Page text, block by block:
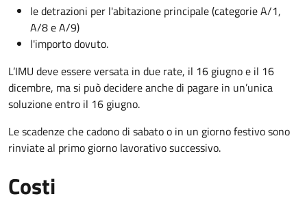
le detrazioni per l'abitazione principale (categorie A/1,
A/8 e A/9)
l'importo dovuto.
L’IMU deve essere versata in due rate, il 16 giugno e il 16
dicembre, ma si può decidere anche di pagare in un’unica
soluzione entro il 16 giugno.
Le scadenze che cadono di sabato o in un giorno festivo sono
rinviate al primo giorno lavorativo successivo.
Costi